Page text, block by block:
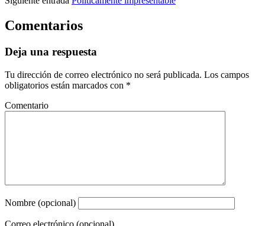
Comentarios
Deja una respuesta
Tu dirección de correo electrónico no será publicada. Los campos
obligatorios están marcados con *
Comentario
Nombre (opcional)
Correo electrónico (opcional)